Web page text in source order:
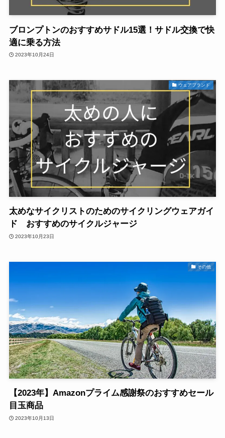
ブロンプトンのおすすめサドル15選！サドル交換で快
適に乗る方法
2023年10月24日
ウェアブランド
太めなサイクリストのためのサイクリングウェアガイ
ド おすすめのサイクルジャージ
2023年10月23日
その他
【2023年】Amazonプライム感謝祭のおすすめセール
目玉商品
2023年10月13日